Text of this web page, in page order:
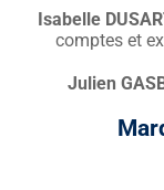
Isabelle
comptes et
Julien